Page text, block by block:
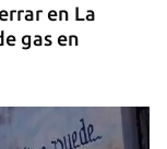
en La
gas en